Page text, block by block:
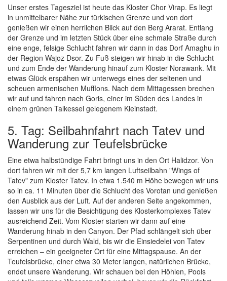
Unser erstes Tagesziel ist heute das Kloster Chor Virap. Es liegt
in unmittelbarer Nähe zur türkischen Grenze und von dort
genießen wir einen herrlichen Blick auf den Berg Ararat. Entlang
der Grenze und im letzten Stück über eine schmale Straße durch
eine enge, felsige Schlucht fahren wir dann in das Dorf Amaghu in
der Region Wajoz Dsor. Zu Fuß steigen wir hinab in die Schlucht
und zum Ende der Wanderung hinauf zum Kloster Norawank. Mit
etwas Glück erspähen wir unterwegs eines der seltenen und
scheuen armenischen Mufflons. Nach dem Mittagessen brechen
wir auf und fahren nach Goris, einer im Süden des Landes in
einem grünen Talkessel gelegenem Kleinstadt.
5. Tag: Seilbahnfahrt nach Tatev und
Wanderung zur Teufelsbrücke
Eine etwa halbstündige Fahrt bringt uns in den Ort Halidzor. Von
dort fahren wir mit der 5,7 km langen Luftseilbahn "Wings of
Tatev" zum Kloster Tatev. In etwa 1.540 m Höhe bewegen wir uns
so in ca. 11 Minuten über die Schlucht des Vorotan und genießen
den Ausblick aus der Luft. Auf der anderen Seite angekommen,
lassen wir uns für die Besichtigung des Klosterkomplexes Tatev
ausreichend Zeit. Vom Kloster starten wir dann auf eine
Wanderung hinab in den Canyon. Der Pfad schlängelt sich über
Serpentinen und durch Wald, bis wir die Einsiedelei von Tatev
erreichen – ein geeigneter Ort für eine Mittagspause. An der
Teufelsbrücke, einer etwa 30 Meter langen, natürlichen Brücke,
endet unsere Wanderung. Wir schauen bei den Höhlen, Pools